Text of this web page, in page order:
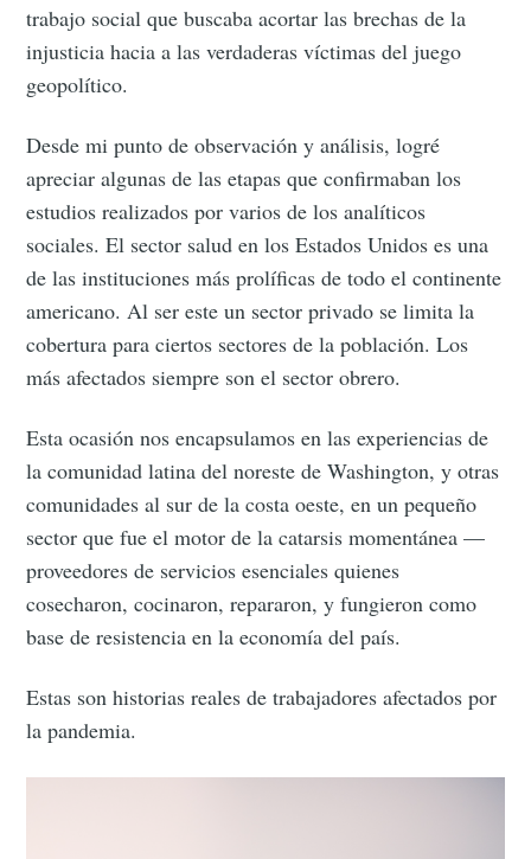
trabajo social que buscaba acortar las brechas de la
injusticia hacia a las verdaderas víctimas del juego
geopolítico.
Desde mi punto de observación y análisis, logré
apreciar algunas de las etapas que confirmaban los
estudios realizados por varios de los analíticos
sociales. El sector salud en los Estados Unidos es una
de las instituciones más prolíficas de todo el continente
americano. Al ser este un sector privado se limita la
cobertura para ciertos sectores de la población. Los
más afectados siempre son el sector obrero.
Esta ocasión nos encapsulamos en las experiencias de
la comunidad latina del noreste de Washington, y otras
comunidades al sur de la costa oeste, en un pequeño
sector que fue el motor de la catarsis momentánea —
proveedores de servicios esenciales quienes
cosecharon, cocinaron, repararon, y fungieron como
base de resistencia en la economía del país.
Estas son historias reales de trabajadores afectados por
la pandemia.